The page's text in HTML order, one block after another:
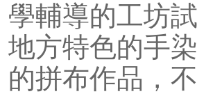
學輔導的工坊
地方特色的手
的拼布作品，